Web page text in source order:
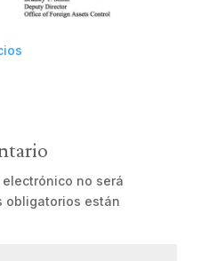
no será
obligatorios están